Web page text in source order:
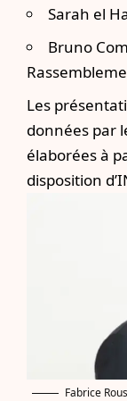
Sarah el
Bruno
Les
données par
élaborées à
disposition
Fabrice